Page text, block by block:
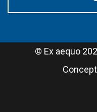
© Ex aequo